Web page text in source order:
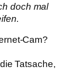
doch mal
Cam?
Tatsache,